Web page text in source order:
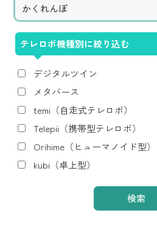
テレロボ機種別に絞り込む
デジタルツイン
メタバース
temi（自走式テレロボ）
Telepii（携帯型テレロボ）
Orihime（ヒューマノイド型）
kubi（卓上型）